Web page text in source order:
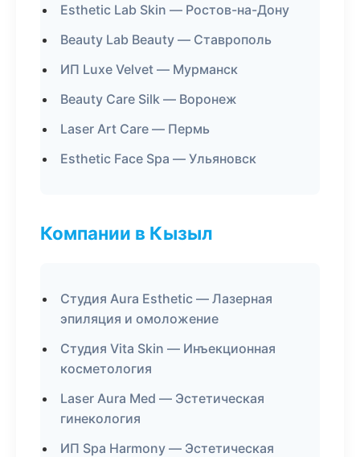
Esthetic Lab Skin — Ростов-на-Дону
Beauty Lab Beauty — Ставрополь
ИП Luxe Velvet — Мурманск
Beauty Care Silk — Воронеж
Laser Art Care — Пермь
Esthetic Face Spa — Ульяновск
Компании в Кызыл
Студия Aura Esthetic — Лазерная
эпиляция и омоложение
Студия Vita Skin — Инъекционная
косметология
Laser Aura Med — Эстетическая
гинекология
ИП Spa Harmony — Эстетическая